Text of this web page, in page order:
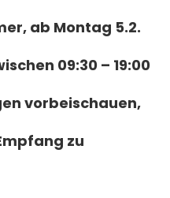
ab Montag 5.2.
09:30 – 19:00
vorbeischauen,
zu